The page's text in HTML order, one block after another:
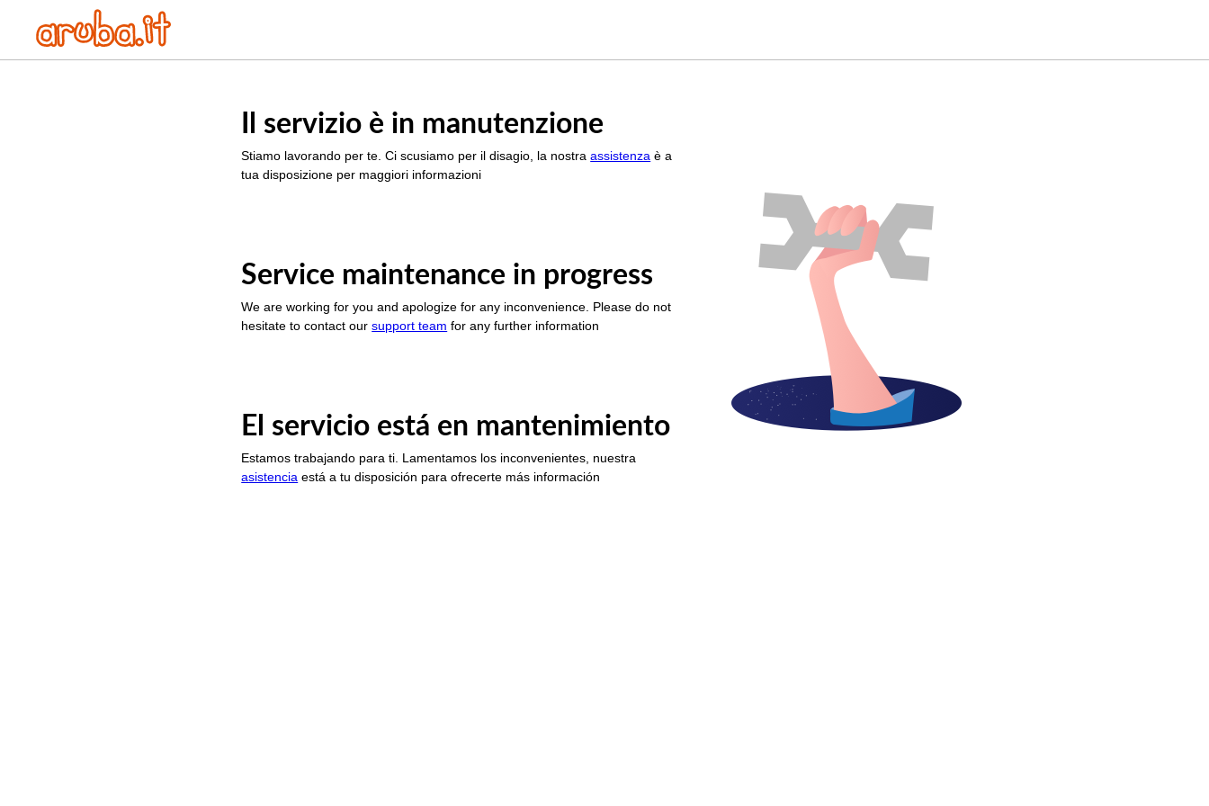
Il servizio è in manutenzione
Stiamo lavorando per te. Ci scusiamo per il disagio, la nostraassistenza è a
tua disposizione per maggiori informazioni
Service maintenance in progress
We are working for you and apologize for any inconvenience. Please do not
hesitate to contact oursupport team for any further information
El servicio está en mantenimiento
Estamos trabajando para ti. Lamentamos los inconvenientes, nuestra
asistencia está a tu disposición para ofrecerte más información